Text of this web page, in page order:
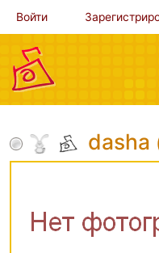
Войти
dasha